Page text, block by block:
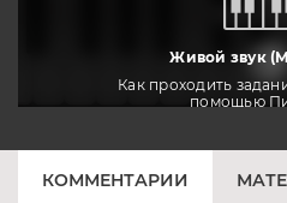
Живой звук
Как проходить
помощью
КОММЕНТАРИИ